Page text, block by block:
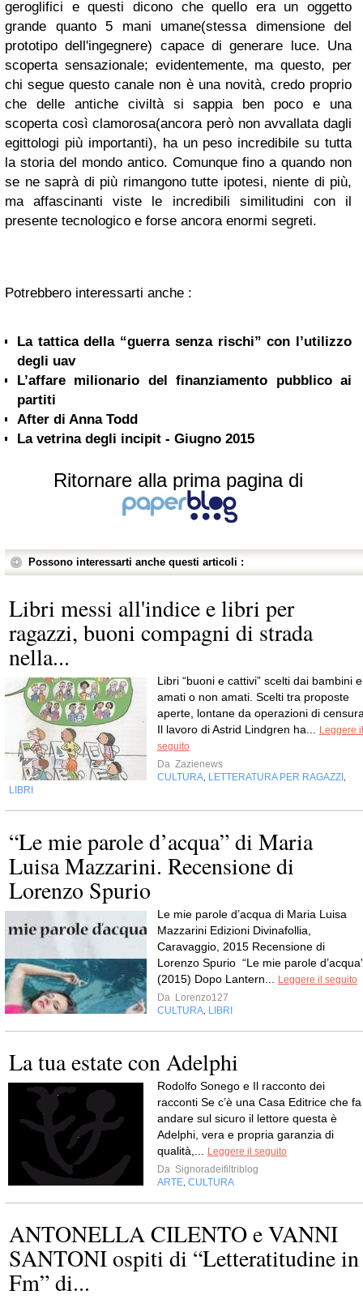
geroglifici e questi dicono che quello era un oggetto
grande quanto 5 mani umane(stessa dimensione del
prototipo dell'ingegnere) capace di generare luce. Una
scoperta sensazionale; evidentemente, ma questo, per
chi segue questo canale non è una novità, credo proprio
che delle antiche civiltà si sappia ben poco e una
scoperta così clamorosa(ancora però non avvallata dagli
egittologi più importanti), ha un peso incredibile su tutta
la storia del mondo antico. Comunque fino a quando non
se ne saprà di più rimangono tutte ipotesi, niente di più,
ma affascinanti viste le incredibili similitudini con il
presente tecnologico e forse ancora enormi segreti.
Potrebbero interessarti anche :
La tattica della “guerra senza rischi” con l’utilizzo
degli uav
L’affare milionario del finanziamento pubblico ai
partiti
After di Anna Todd
La vetrina degli incipit - Giugno 2015
Ritornare alla prima pagina di
Possono interessarti anche questi articoli :
Libri messi all'indice e libri per
ragazzi, buoni compagni di strada
nella...
Libri “buoni e cattivi” scelti dai bambini e
amati o non amati. Scelti tra proposte
aperte, lontane da operazioni di
Il lavoro di Astrid Lindgren ha...
Leggere il
seguito
Da Zazienews
CULTURA LETTERATURA PER RAGAZZI
LIBRI
“Le mie parole d’acqua” di Maria
Luisa Mazzarini. Recensione di
Lorenzo Spurio
Le mie parole d’acqua di Maria Luisa
Mazzarini Edizioni Divinafollia,
Caravaggio, 2015 Recensione di
Lorenzo Spurio “Le mie parole
(2015) Dopo Lantern...
Leggere il seguito
Da Lorenzo127
CULTURA LIBRI
La tua estate con Adelphi
Rodolfo Sonego e Il racconto dei
racconti Se c’è una Casa Editrice che fa
andare sul sicuro il lettore questa è
Adelphi, vera e propria garanzia di
qualità,...
Leggere il seguito
Da Signoradeifiltriblog
ARTE CULTURA
ANTONELLA CILENTO e VANNI
SANTONI ospiti di “Letteratitudine in
Fm” di...